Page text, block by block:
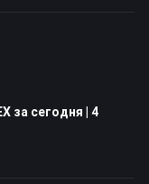
за сегодня | 4